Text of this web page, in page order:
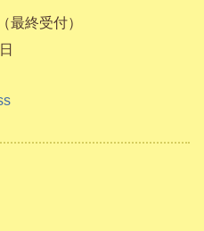
最終受付）